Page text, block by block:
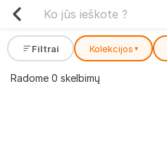
Filtrai Kolekcijos ▾
Radome 0 skelbimų